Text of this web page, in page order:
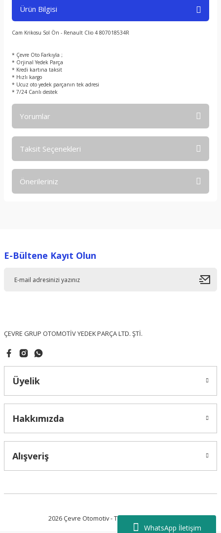
WhatsApp İletişim
Ürün Bilgisi
Cam Krikosu Sol Ön - Renault Clio 4 807018534R
* Çevre Oto Farkıyla ;
* Orjinal Yedek Parça
* Kredi kartına taksit
* Hızlı kargo
* Ucuz oto yedek parçanın tek adresi
* 7/24 Canlı destek
Yorumlar
Taksit Seçenekleri
Önerileriniz
Ürün resmi kalitesiz, bozuk veya görüntülenemiyor.
E-Bültene Kayıt Olun
ÇEVRE GRUP OTOMOTİV YEDEK PARÇA LTD. ŞTİ.
Üyelik
Hakkımızda
Alışveriş
2026 Çevre Otomotiv - Tüm Hakları Saklıdır.